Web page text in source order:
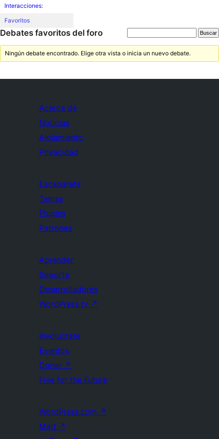
Interacciones:
Favoritos
Debates favoritos del foro
Ningún debate encontrado. Elige otra vista o inicia un nuevo debate.
Acerca de
Noticias
Alojamiento
Privacidad
Escaparate
Temas
Plugins
Patrones
Aprender
Soporte
Desarrolladores
WordPress.tv ↗
Involúcrate
Eventos
Donar ↗
Five for the Future
WordPress.com ↗
Matt ↗